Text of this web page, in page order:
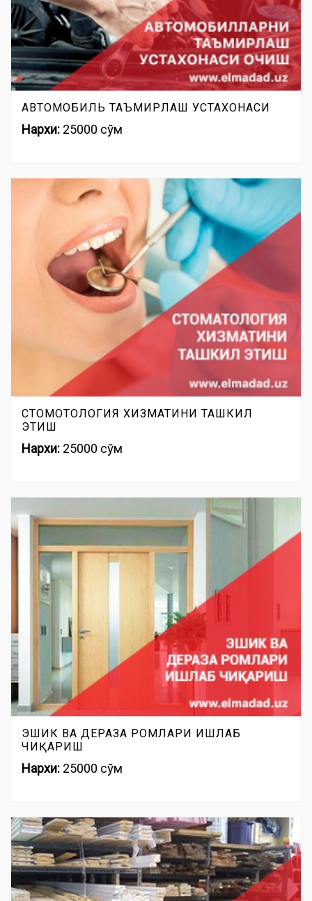
АВТОМОБИЛЬ ТАЪМИРЛАШ УСТАХОНАСИ
Нархи: 25000 сўм
СТОМОТОЛОГИЯ ХИЗМАТИНИ ТАШКИЛ
ЭТИШ
Нархи: 25000 сўм
ЭШИК ВА ДЕРАЗА РОМЛАРИ ИШЛАБ
ЧИҚАРИШ
Нархи: 25000 сўм